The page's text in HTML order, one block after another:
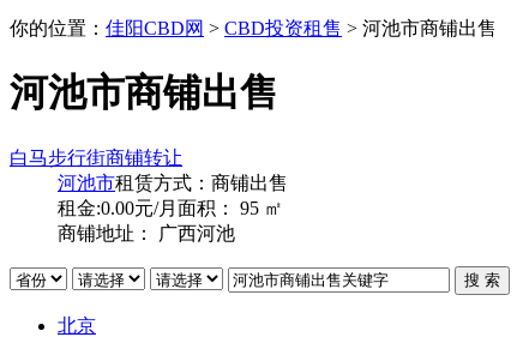
你的位置： 佳阳CBD网 > CBD投资租售 > 河池市商铺出售
河池市商铺出售
白马步行街商铺转让
河池市租赁方式： 商铺出售
租金:0.00元/月 面积： 95 ㎡
商铺地址： 广西河池
北京